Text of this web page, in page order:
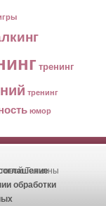
тренинг
тренинг
юмор
Татьяны
обработки